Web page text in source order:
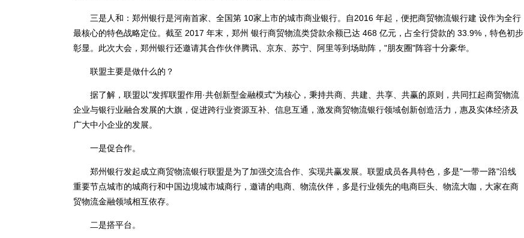
三是人和：郑州银行是河南首家、全国第 10家上市的城市商业银行。自2016 年起，便把商贸物流银行建 设作为全行
最核心的特色战略定位。截至 2017 年末，郑州 银行商贸物流类贷款余额已达 468 亿元，占全行贷款的 33.9%，特色初步
彰显。此次大会，郑州银行还邀请其合作伙伴腾讯、京东、苏宁、阿里等到场助阵，"朋友圈"阵容十分豪华。
联盟主要是做什么的？
据了解，联盟以"发挥联盟作用·共创新型金融模式"为核心，秉持共商、共建、共享、共赢的原则，共同扛起商贸物流
企业与银行业融合发展的大旗，促进跨行业资源互补、信息互通，激发商贸物流银行领域创新创造活力，惠及实体经济及
广大中小企业的发展。
一是促合作。
郑州银行发起成立商贸物流银行联盟是为了加强交流合作、实现共赢发展。联盟成员各具特色，多是"一带一路"沿线
重要节点城市的城商行和中国边境城市城商行，邀请的电商、物流伙伴，多是行业领先的电商巨头、物流大咖，大家在商
贸物流金融领域相互依存。
二是搭平台。